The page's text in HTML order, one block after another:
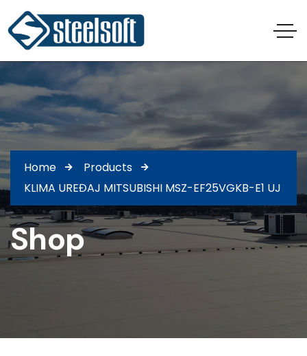
Home
Products
KLIMA UREĐAJ MITSUBISHI MSZ-EF25VGKB-E1 UJ
Shop